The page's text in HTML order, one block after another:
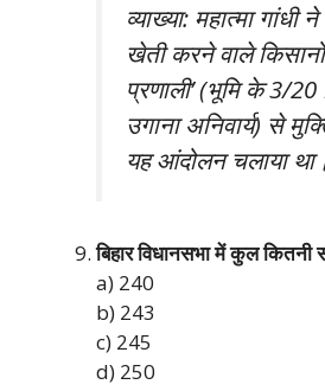
व्याख्या: महात्मा
खेती करने वाले
प्रणाली’ (भूमि के 3/
उगाना अनिवार्य) से
यह आंदोलन चलाया
बिहार विधानसभा में कुल कितनी
a) 240
b) 243
c) 245
d) 250